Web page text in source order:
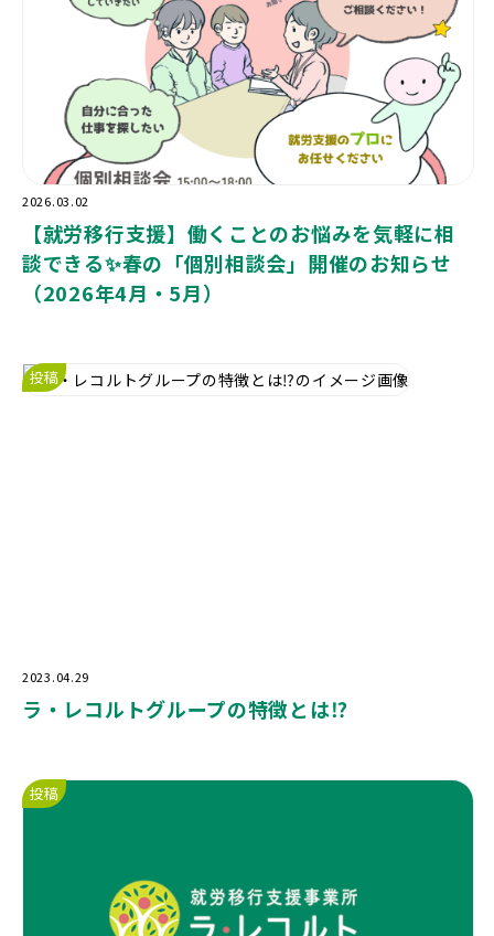
2026.03.02
【就労移行支援】働くことのお悩みを気軽に相
談できる✨春の「個別相談会」開催のお知らせ
（2026年4月・5月）
投稿
2023.04.29
ラ・レコルトグループの特徴とは⁉️
投稿